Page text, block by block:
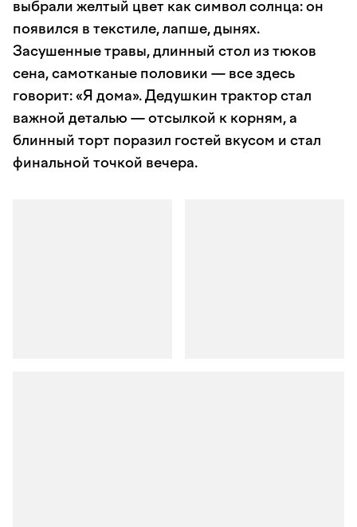
выбрали желтый цвет как символ солнца: он
появился в текстиле, лапше, дынях.
Засушенные травы, длинный стол из тюков
сена, самотканые половики — все здесь
говорит: «Я дома». Дедушкин трактор стал
важной деталью — отсылкой к корням, а
блинный торт поразил гостей вкусом и стал
финальной точкой вечера.